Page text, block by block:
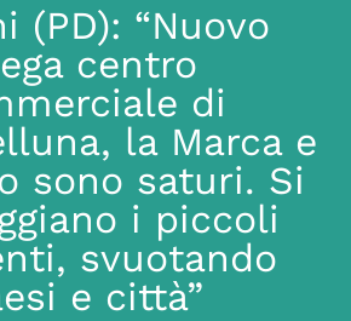
(PD): “Nuovo
centro
di
la Marca e
sono saturi. Si
i piccoli
svuotando
e città”